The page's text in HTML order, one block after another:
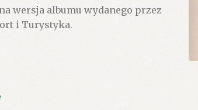
wersja albumu wydanego przez
i Turystyka.